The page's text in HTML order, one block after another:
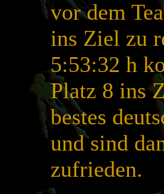
vor dem
ins Ziel zu
5:53:32 h
Platz 8 ins
bestes
und sind
zufrieden.